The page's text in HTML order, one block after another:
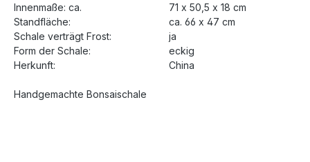
Innenmaße: ca.
71 x 50,5 x 18 cm
Standfläche:
ca. 66 x 47 cm
Schale verträgt Frost:
ja
Form der Schale:
eckig
Herkunft:
China
Handgemachte Bonsaischale